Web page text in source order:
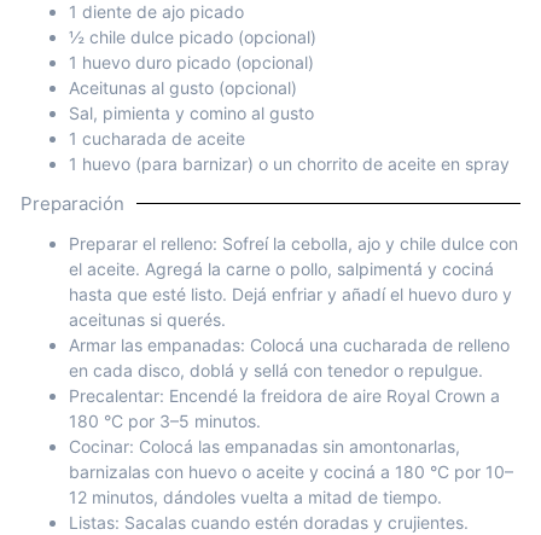
1 diente de ajo picado
½ chile dulce picado (opcional)
1 huevo duro picado (opcional)
Aceitunas al gusto (opcional)
Sal, pimienta y comino al gusto
1 cucharada de aceite
1 huevo (para barnizar) o un chorrito de aceite en spray
Preparación
Preparar el relleno: Sofreí la cebolla, ajo y chile dulce con
el aceite. Agregá la carne o pollo, salpimentá y cociná
hasta que esté listo. Dejá enfriar y añadí el huevo duro y
aceitunas si querés.
Armar las empanadas: Colocá una cucharada de relleno
en cada disco, doblá y sellá con tenedor o repulgue.
Precalentar: Encendé la freidora de aire Royal Crown a
180 °C por 3–5 minutos.
Cocinar: Colocá las empanadas sin amontonarlas,
barnizalas con huevo o aceite y cociná a 180 °C por 10–
12 minutos, dándoles vuelta a mitad de tiempo.
Listas: Sacalas cuando estén doradas y crujientes.